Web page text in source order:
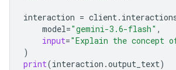
interaction = client.
model="gemini-3.6-flash" ,
input="Explain the concept
)
print(interaction .output_text)